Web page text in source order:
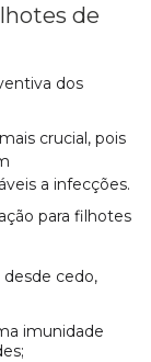
de
dos
crucial, pois
a infecções.
para filhotes